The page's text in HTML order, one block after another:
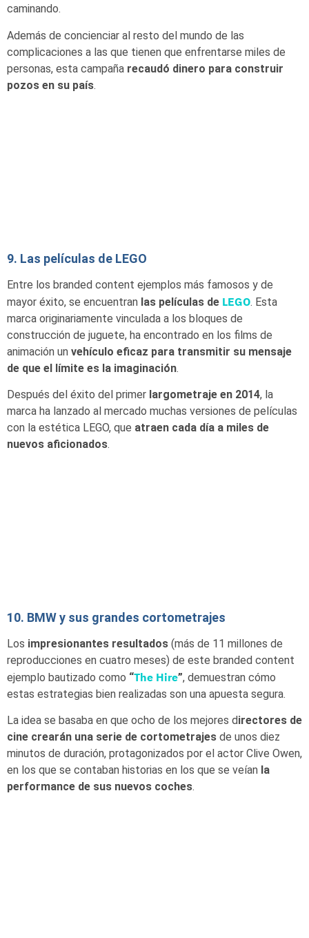
caminando.
Además de concienciar al resto del mundo de las
complicaciones a las que tienen que enfrentarse miles de
personas, esta campaña recaudó dinero para construir
pozos en su país.
9. Las películas de LEGO
Entre los branded content ejemplos más famosos y de
mayor éxito, se encuentran las películas de LEGO. Esta
marca originariamente vinculada a los bloques de
construcción de juguete, ha encontrado en los films de
animación un vehículo eficaz para transmitir su mensaje
de que el límite es la imaginación.
Después del éxito del primer largometraje en 2014, la
marca ha lanzado al mercado muchas versiones de películas
con la estética LEGO, que atraen cada día a miles de
nuevos aficionados.
10. BMW y sus grandes cortometrajes
Los impresionantes resultados (más de 11 millones de
reproducciones en cuatro meses) de este branded content
ejemplo bautizado como “The Hire”, demuestran cómo
estas estrategias bien realizadas son una apuesta segura.
La idea se basaba en que ocho de los mejores directores de
cine crearán una serie de cortometrajes de unos diez
minutos de duración, protagonizados por el actor Clive Owen,
en los que se contaban historias en los que se veían la
performance de sus nuevos coches.